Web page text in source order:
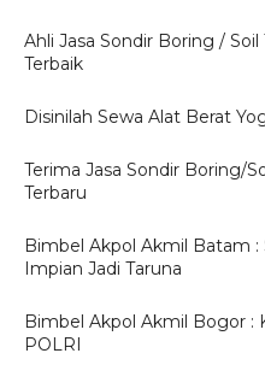
Ahli Jasa Sondir Boring /
Terbaik
Disinilah Sewa Alat Berat
Terima Jasa Sondir Boring/
Terbaru
Bimbel Akpol Akmil Batam :
Impian Jadi Taruna
Bimbel Akpol Akmil Bogor :
POLRI